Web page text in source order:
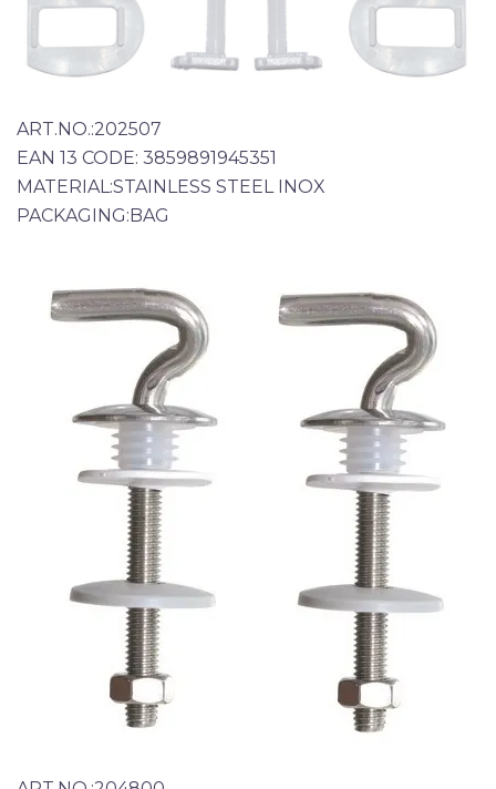
ART.NO.:202507
EAN 13 CODE: 3859891945351
MATERIAL:STAINLESS STEEL INOX
PACKAGING:BAG